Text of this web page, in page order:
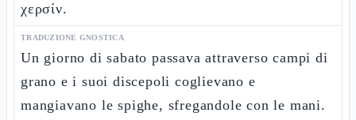
χερσίν.
TRADUZIONE GNOSTICA
Un giorno di sabato passava attraverso campi di
grano e i suoi discepoli coglievano e
mangiavano le spighe, sfregandole con le mani.